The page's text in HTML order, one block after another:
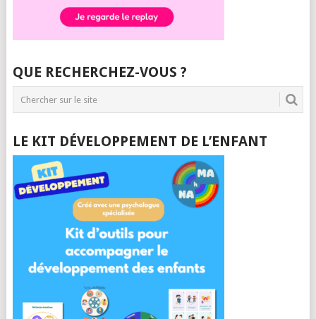
QUE RECHERCHEZ-VOUS ?
LE KIT DÉVELOPPEMENT DE L’ENFANT